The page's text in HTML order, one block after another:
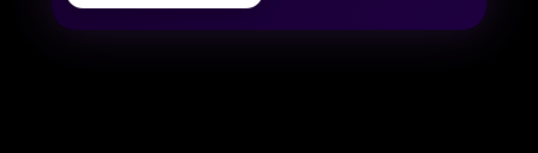
ULTRALIGERA) - GRIS